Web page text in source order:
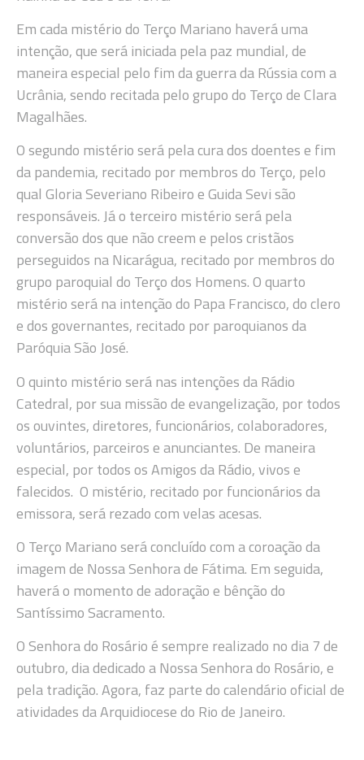
Em cada mistério do Terço Mariano haverá uma
intenção, que será iniciada pela paz mundial, de
maneira especial pelo fim da guerra da Rússia com a
Ucrânia, sendo recitada pelo grupo do Terço de Clara
Magalhães.
O segundo mistério será pela cura dos doentes e fim
da pandemia, recitado por membros do Terço, pelo
qual Gloria Severiano Ribeiro e Guida Sevi são
responsáveis. Já o terceiro mistério será pela
conversão dos que não creem e pelos cristãos
perseguidos na Nicarágua, recitado por membros do
grupo paroquial do Terço dos Homens. O quarto
mistério será na intenção do Papa Francisco, do clero
e dos governantes, recitado por paroquianos da
Paróquia São José.
O quinto mistério será nas intenções da Rádio
Catedral, por sua missão de evangelização, por todos
os ouvintes, diretores, funcionários, colaboradores,
voluntários, parceiros e anunciantes. De maneira
especial, por todos os Amigos da Rádio, vivos e
falecidos. O mistério, recitado por funcionários da
emissora, será rezado com velas acesas.
O Terço Mariano será concluído com a coroação da
imagem de Nossa Senhora de Fátima. Em seguida,
haverá o momento de adoração e bênção do
Santíssimo Sacramento.
O Senhora do Rosário é sempre realizado no dia 7 de
outubro, dia dedicado a Nossa Senhora do Rosário, e
pela tradição. Agora, faz parte do calendário oficial de
atividades da Arquidiocese do Rio de Janeiro.